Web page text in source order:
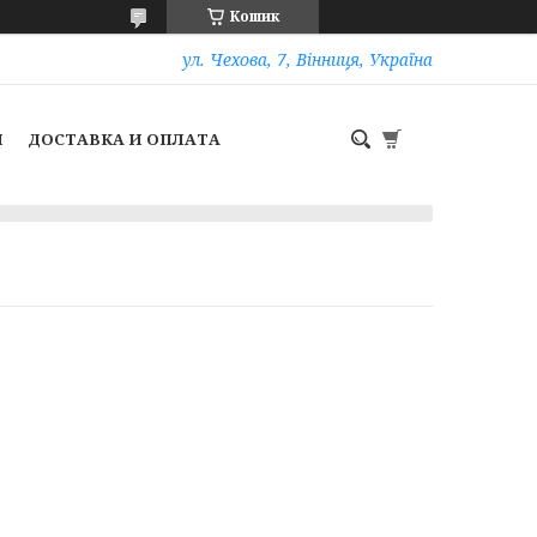
Кошик
ул. Чехова, 7, Вінниця, Україна
ДОСТАВКА И ОПЛАТА